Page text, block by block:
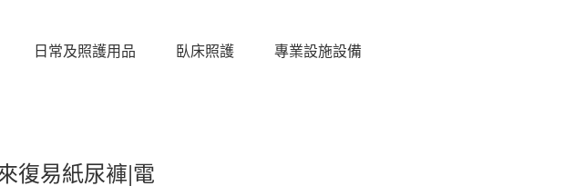
日常及照護用品 臥床照護 專業設施設備
復易紙尿褲|電